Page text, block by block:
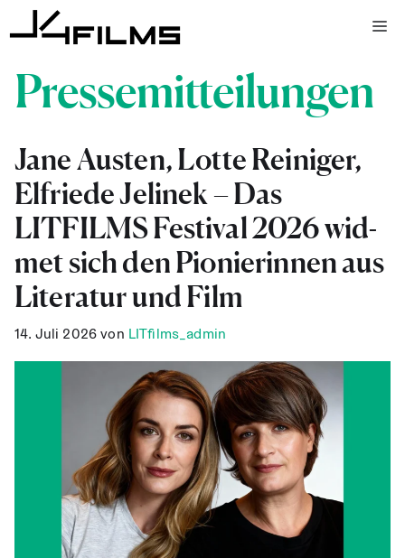
Inhalt
Pressemitteilungen
Jane Aus­ten, Lot­te Rei­ni­ger,
Elfrie­de Jeli­nek – Das
LITFILMS Fes­ti­val 2026 wid­
met sich den Pio­nie­rin­nen aus
Lite­ra­tur und Film
14. Juli 2026 von LITfilms_admin